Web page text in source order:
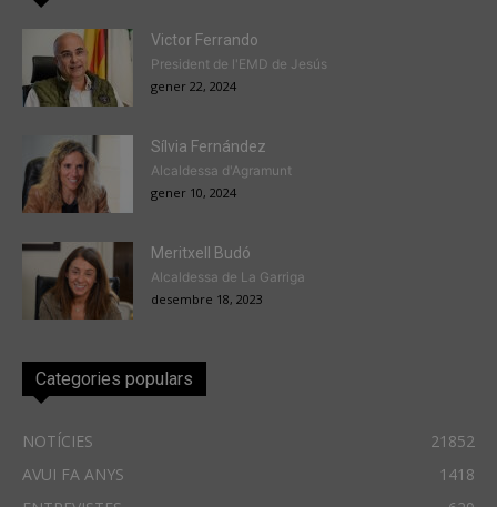
Victor Ferrando
President de l'EMD de Jesús
gener 22, 2024
Sílvia Fernández
Alcaldessa d'Agramunt
gener 10, 2024
Meritxell Budó
Alcaldessa de La Garriga
desembre 18, 2023
Categories populars
NOTÍCIES
21852
AVUI FA ANYS
1418